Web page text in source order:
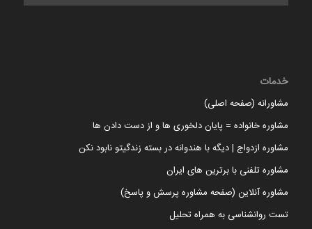
خدمات
مشاورانه (صفحه اصلی)
مشاوره خانواده = پایان دلخوری ها و از دست دادن ها
مشاوره ازدواج | دیگه با هندوانه در بسته زندگیتو نابود نکن
مشاوره تلفنی با برترین های ایران
مشاوره آنلاین (صفحه مشاوره پرسش و پاسخ)
تست روانشناسی به همراه تحلیل